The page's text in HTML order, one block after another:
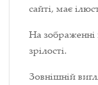
сайті, має
На зображенні
зрілості.
Зовнішній